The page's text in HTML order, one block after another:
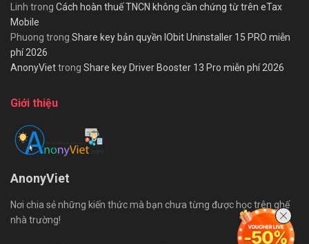
Linh trong Cách hoàn thuế TNCN không cần chứng từ trên eTax
Mobile
Phuong trong Share key bản quyền IObit Uninstaller 15 PRO miễn
phí 2026
AnonyViettrong Share key Driver Booster 13 Pro miễn phí 2026
Giới thiệu
AnonyViet
Nơi chia sẻ những kiến thức mà bạn chưa từng được học trên ghế
nhà trường!